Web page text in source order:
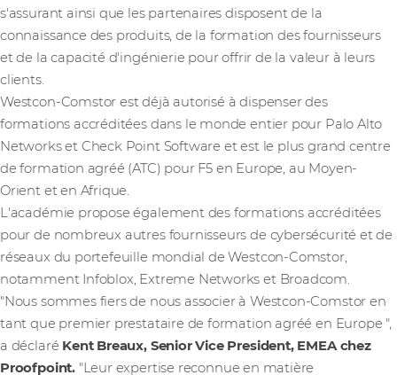
s'assurant ainsi que les partenaires disposent de la
connaissance des produits, de la formation des fournisseurs
et de la capacité d'ingénierie pour offrir de la valeur à leurs
clients.
Westcon-Comstor est déjà autorisé à dispenser des
formations accréditées dans le monde entier pour Palo Alto
Networks et Check Point Software et est le plus grand centre
de formation agréé (ATC) pour F5 en Europe, au Moyen-
Orient et en Afrique.
L'académie propose également des formations accréditées
pour de nombreux autres fournisseurs de cybersécurité et de
réseaux du portefeuille mondial de Westcon-Comstor,
notamment Infoblox, Extreme Networks et Broadcom.
"Nous sommes fiers de nous associer à Westcon-Comstor en
tant que premier prestataire de formation agréé en Europe ",
a déclaré Kent Breaux, Senior Vice President, EMEA chez
Proofpoint."Leur expertise reconnue en matière